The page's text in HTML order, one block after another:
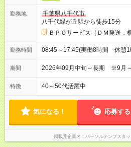
勤務地
千葉県八千代市
八千代緑が丘駅から徒歩15分
ＢＰＯサービス（ＤＭ発送，
勤務時間 08:45～17:45(実働8時間 休憩1
期間 2026年09月中旬～長期 ※9月～
特徴 40～50代活躍中
気になる！ 応募する
掲載元企業名 パーソルテンプスタ